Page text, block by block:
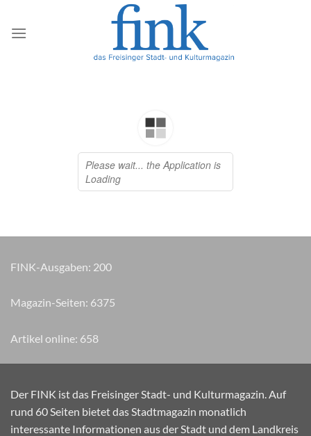
Inhalt
springen
FINK-Ausgaben: 200
Magazin-Seiten: 6465
Artikel online: 658
Der FINK ist das Freisinger Stadt- und Kulturmagazin. Auf
rund 60 Seiten bietet das Stadtmagazin monatlich
interessante Informationen aus der Stadt und dem Landkreis